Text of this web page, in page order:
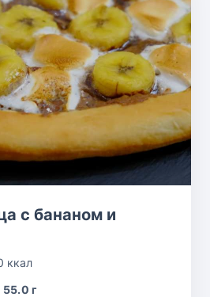
с бананом и
ккал
55.0 г